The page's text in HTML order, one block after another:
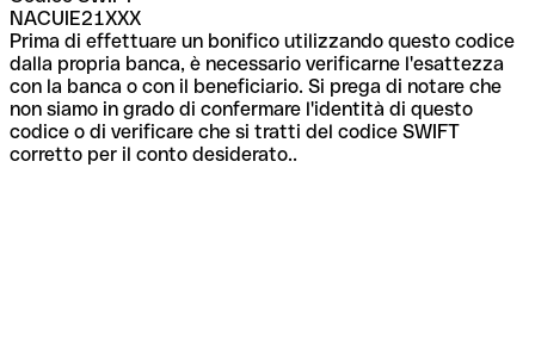
NACUIE21XXX
Prima di effettuare un bonifico utilizzando questo codice
dalla propria banca, è necessario verificarne l'esattezza
con la banca o con il beneficiario. Si prega di notare che
non siamo in grado di confermare l'identità di questo
codice o di verificare che si tratti del codice SWIFT
corretto per il conto desiderato..